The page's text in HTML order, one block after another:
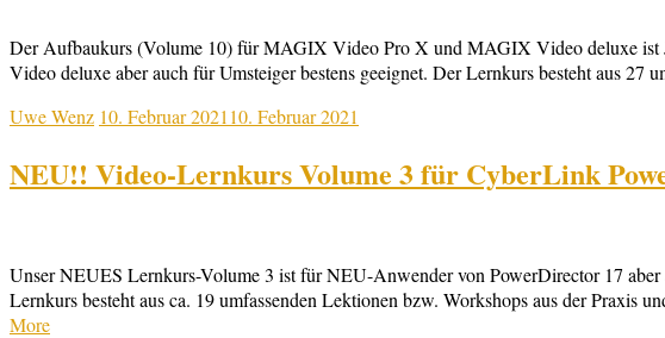
Der Aufbaukurs (Volume 10) für MAGIX Video Pro X und MAGIX Video deluxe
Video deluxe aber auch für Umsteiger bestens geeignet. Der Lernkurs besteht aus
Uwe Wenz 10. Februar 2021 10. Februar 2021
NEU!! Video-Lernkurs Volume 3 für CyberLink
Unser NEUES Lernkurs-Volume 3 ist für NEU-Anwender von PowerDirector 17 aber
Lernkurs besteht aus ca. 19 umfassenden Lektionen bzw. Workshops aus der
More